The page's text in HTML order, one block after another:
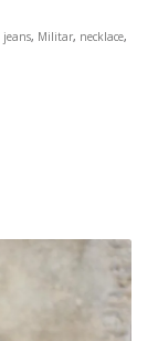
jeans, Militar, necklace,